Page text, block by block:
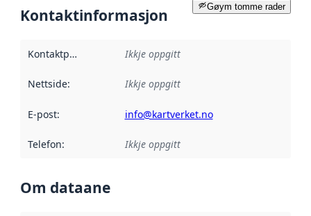
Gøym tomme rader
Kontaktinformasjon
Kontaktpunkt Ikkje oppgitt
Nettside: Ikkje oppgitt
E-post: info@kartverket.no
Telefon: Ikkje oppgitt
Om dataane